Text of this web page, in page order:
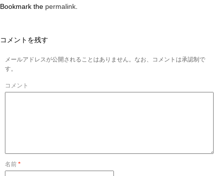
Bookmark the permalink
コメントを残す
メールアドレスが公開されることはありません。なお、コメントは承認制で
す。
コメント
名前 *